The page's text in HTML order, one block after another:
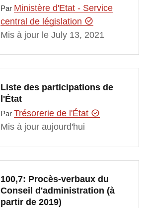
Par Ministère d'Etat - Service
central de législation
Mis à jour le July 13, 2021
Liste des participations de
l'État
Par Trésorerie de l'État
Mis à jour aujourd'hui
100,7: Procès-verbaux du
Conseil d'administration (à
partir de 2019)